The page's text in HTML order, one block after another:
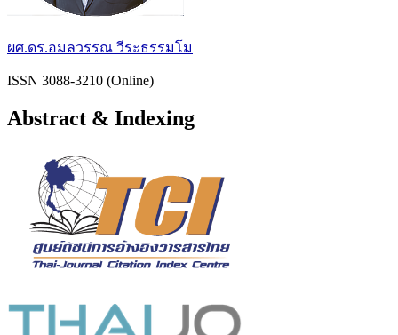
ผศ.ดร.อมลวรรณ วีระธรรมโม
ISSN 3088-3210 (Online)
Abstract & Indexing